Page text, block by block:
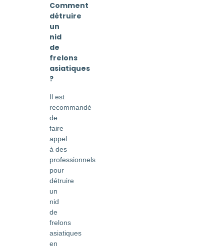
Comment
détruire
un
nid
de
frelons
asiatiques
?
Il est
recommandé
de
faire
appel
à des
professionnels
pour
détruire
un
nid
de
frelons
asiatiques
en